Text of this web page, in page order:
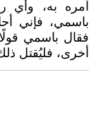
آمره به، وأي
باسمي، فإني
فقال باسمي
أخرى، فليُقتل